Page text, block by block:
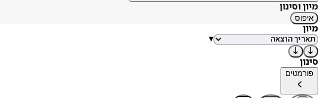
מיון וסינון
איפוס
מיון
▾
סינון
פורמטים